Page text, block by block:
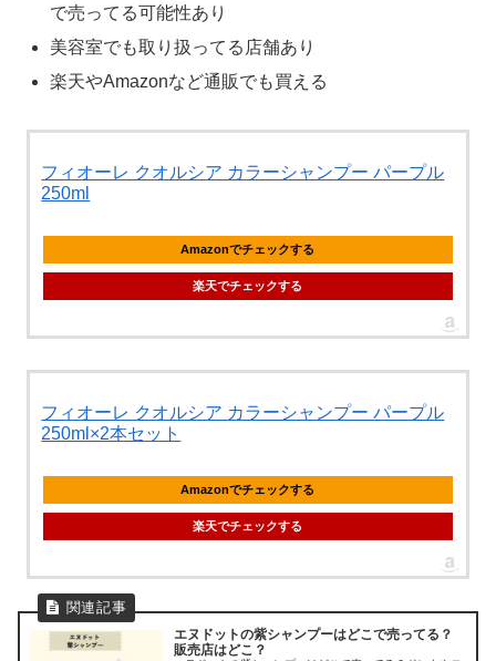
で売ってる可能性あり
美容室でも取り扱ってる店舗あり
楽天やAmazonなど通販でも買える
フィオーレ クオルシア カラーシャンプー パープル
250ml
Amazonでチェックする
楽天でチェックする
フィオーレ クオルシア カラーシャンプー パープル
250ml×2本セット
Amazonでチェックする
楽天でチェックする
エヌドットの紫シャンプーはどこで売ってる？
販売店はどこ？